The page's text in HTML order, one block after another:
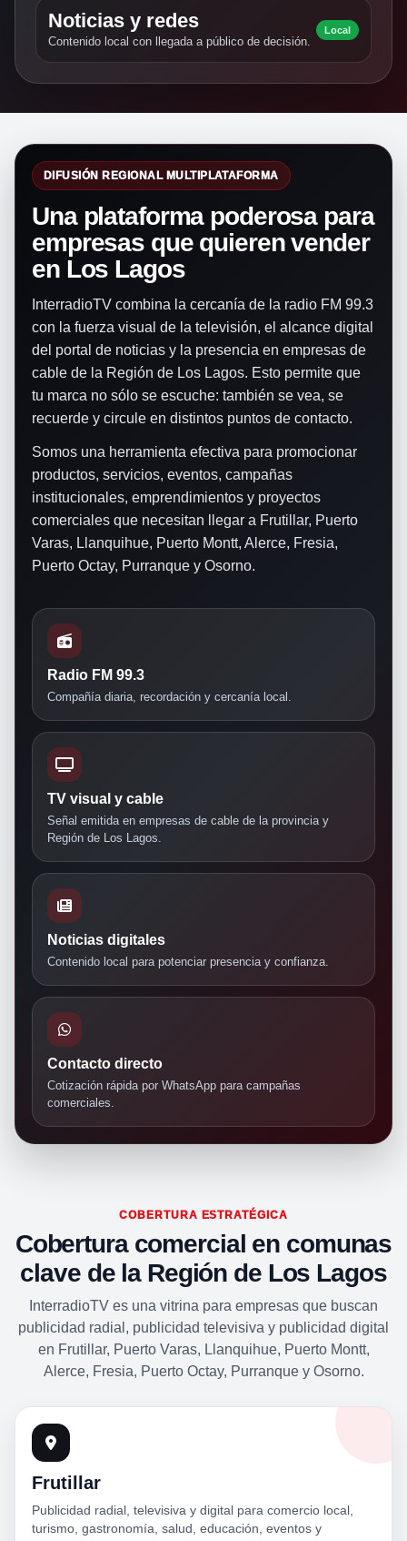
Noticias y redes
Contenido local con llegada a público de decisión.
Local
DIFUSIÓN REGIONAL MULTIPLATAFORMA
Una plataforma poderosa para
empresas que quieren vender
en Los Lagos
InterradioTV combina la cercanía de la radio FM 99.3
con la fuerza visual de la televisión, el alcance digital
del portal de noticias y la presencia en empresas de
cable de la Región de Los Lagos. Esto permite que
tu marca no sólo se escuche: también se vea, se
recuerde y circule en distintos puntos de contacto.
Somos una herramienta efectiva para promocionar
productos, servicios, eventos, campañas
institucionales, emprendimientos y proyectos
comerciales que necesitan llegar a Frutillar, Puerto
Varas, Llanquihue, Puerto Montt, Alerce, Fresia,
Puerto Octay, Purranque y Osorno.
Radio FM 99.3
Compañía diaria, recordación y cercanía local.
TV visual y cable
Señal emitida en empresas de cable de la provincia y
Región de Los Lagos.
Noticias digitales
Contenido local para potenciar presencia y confianza.
Contacto directo
Cotización rápida por WhatsApp para campañas
comerciales.
COBERTURA ESTRATÉGICA
Cobertura comercial en comunas
clave de la Región de Los Lagos
InterradioTV es una vitrina para empresas que buscan
publicidad radial, publicidad televisiva y publicidad digital
en Frutillar, Puerto Varas, Llanquihue, Puerto Montt,
Alerce, Fresia, Puerto Octay, Purranque y Osorno.
Frutillar
Publicidad radial, televisiva y digital para comercio local,
turismo, gastronomía, salud, educación, eventos y